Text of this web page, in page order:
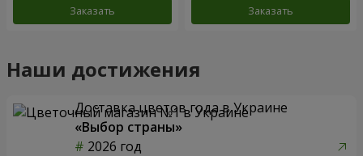
Заказать Заказать
Наши достижения
Доставка цветов года в Украине
«Выбор страны»
2026 год